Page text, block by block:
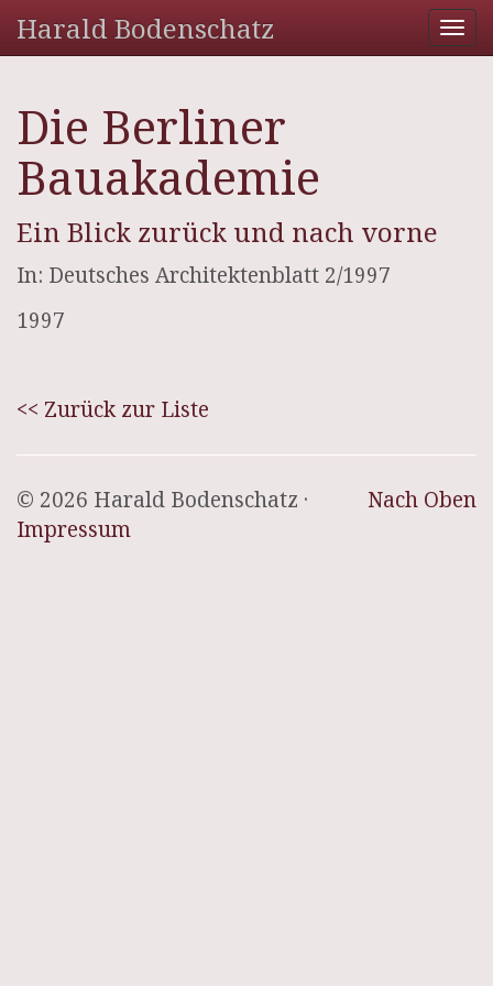
Harald Bodenschatz
Die Berliner
Bauakademie
Ein Blick zurück und nach vorne
In: Deutsches Architektenblatt 2/1997
1997
<< Zurück zur Liste
Nach Oben
© 2026 Harald Bodenschatz ·
Impressum